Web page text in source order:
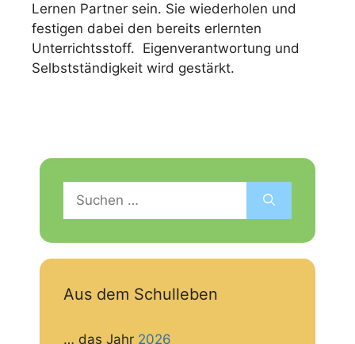
Lernen Partner sein. Sie wiederholen und
festigen dabei den bereits erlernten
Unterrichtsstoff. Eigenverantwortung und
Selbstständigkeit wird gestärkt.
nach:
Aus dem Schulleben
… das Jahr 2026